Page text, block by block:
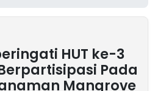
HUT ke-3
Pada
Mangrove